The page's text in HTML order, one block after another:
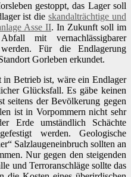
gestoppt, das Lager soll
ist dieskandalträchtige und
Asse II. In Zukunft soll im
mit vernachlässigbarer
Für die Endlagerung
Gorleben erkundet.
Betrieb ist, wäre ein Endlager
Glücksfall. Es gäbe keinen
seitens der Bevölkerung gegen
ist in Vorpommern nicht sehr
Erde umständlich Schächte
werden. Geologische
Salzlaugeneinbruch sollten an
Nur gegen den steigenden
und Terroranschläge sollte das